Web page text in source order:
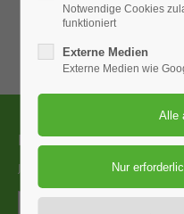
erhalten diese
Newsletter
Jetzt abonnieren und immer
Notwendige Cookies
funktioniert
Externe Medien
Externe Medien wie